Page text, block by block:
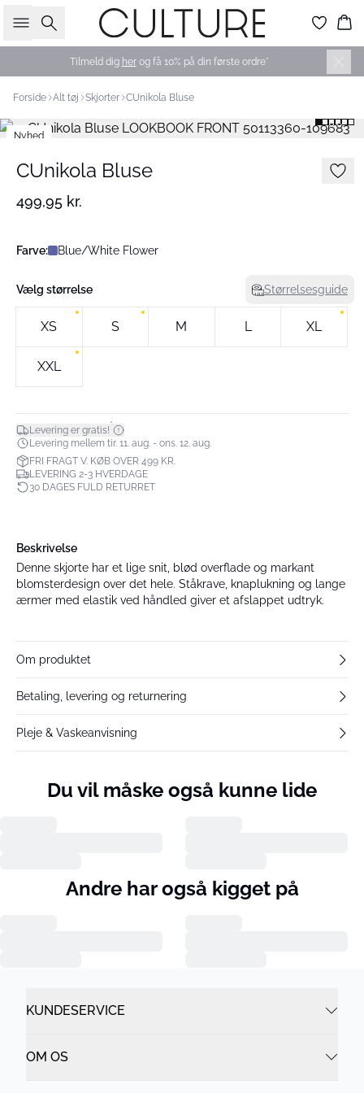
Søg
Tilmeld dig herog få 10% på din første ordre*
Forside Alt tøj Skjorter CUnikola Bluse
Nyhed
CUnikola Bluse
499,95 kr.
Farve: Blue/White Flower
Vælg størrelse Størrelsesguide
XS S M L XL
XXL
Levering er gratis!*
Levering mellem tir. 11. aug. - ons. 12. aug.
FRI FRAGT V. KØB OVER 499 KR.
LEVERING 2-3 HVERDAGE
30 DAGES FULD RETURRET
Beskrivelse
Denne skjorte har et lige snit, blød overflade og markant
blomsterdesign over det hele. Ståkrave, knaplukning og lange
ærmer med elastik ved håndled giver et afslappet udtryk.
Om produktet
Betaling, levering og returnering
Pleje & Vaskeanvisning
Du vil måske også kunne lide
Andre har også kigget på
KUNDESERVICE
OM OS